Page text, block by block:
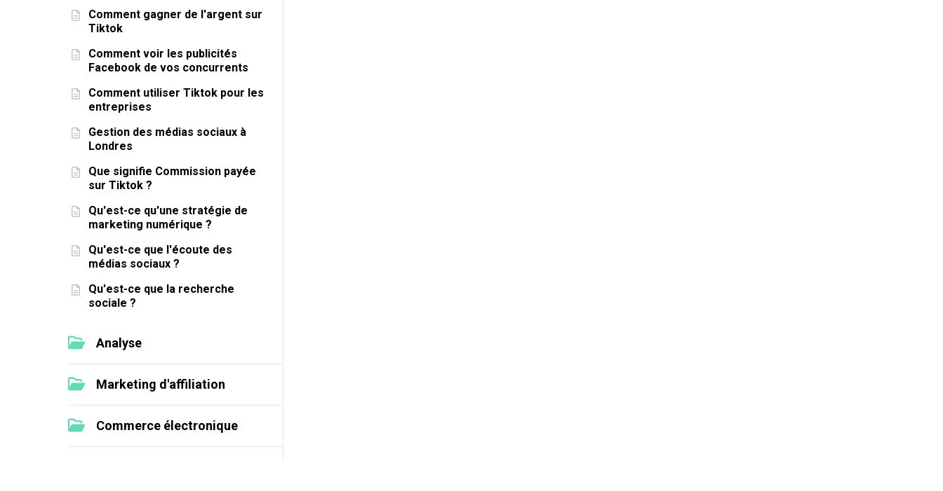
Comment gagner de l'argent sur
Tiktok
Comment voir les publicités
Facebook de vos concurrents
Comment utiliser Tiktok pour les
entreprises
Gestion des médias sociaux à
Londres
Que signifie Commission payée
sur Tiktok ?
Qu'est-ce qu'une stratégie de
marketing numérique ?
Qu'est-ce que l'écoute des
médias sociaux ?
Qu'est-ce que la recherche
sociale ?
Analyse
Marketing d'affiliation
Commerce électronique